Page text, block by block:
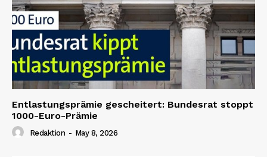
Entlastungsprämie gescheitert: Bundesrat stoppt
1000-Euro-Prämie
Redaktion - May 8, 2026